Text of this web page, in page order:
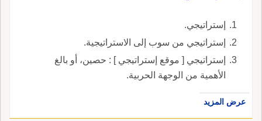
إستراتيجي.
إستراتيجي من سوب إلى الاستراتيجية.
إستراتيجي [ موقع إستراتيجي ] : حصين، أو بالغ
الأهمية من الوجهة الحربية.
عرض المزيد